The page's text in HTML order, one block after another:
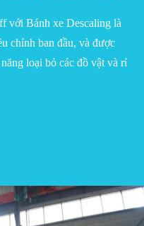
với Bánh xe Descaling là
chỉnh ban đầu, và được
loại bỏ các đồ vật và rỉ